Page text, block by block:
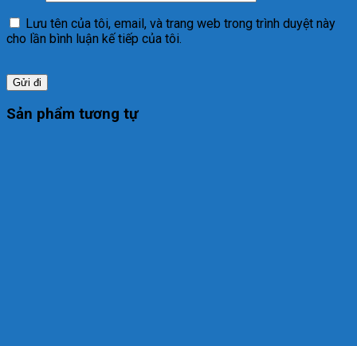
Lưu tên của tôi, email, và trang web trong trình duyệt này
cho lần bình luận kế tiếp của tôi.
Sản phẩm tương tự